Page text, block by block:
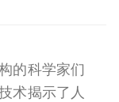
的科学家们
术揭示了人